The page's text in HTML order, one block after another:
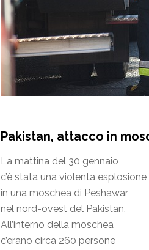
Pakistan, attacco in
La mattina del 30 gennaio
c’è stata una violenta esplosione
in una moschea di Peshawar,
nel nord-ovest del Pakistan.
All’interno della moschea
c’erano circa 260 persone